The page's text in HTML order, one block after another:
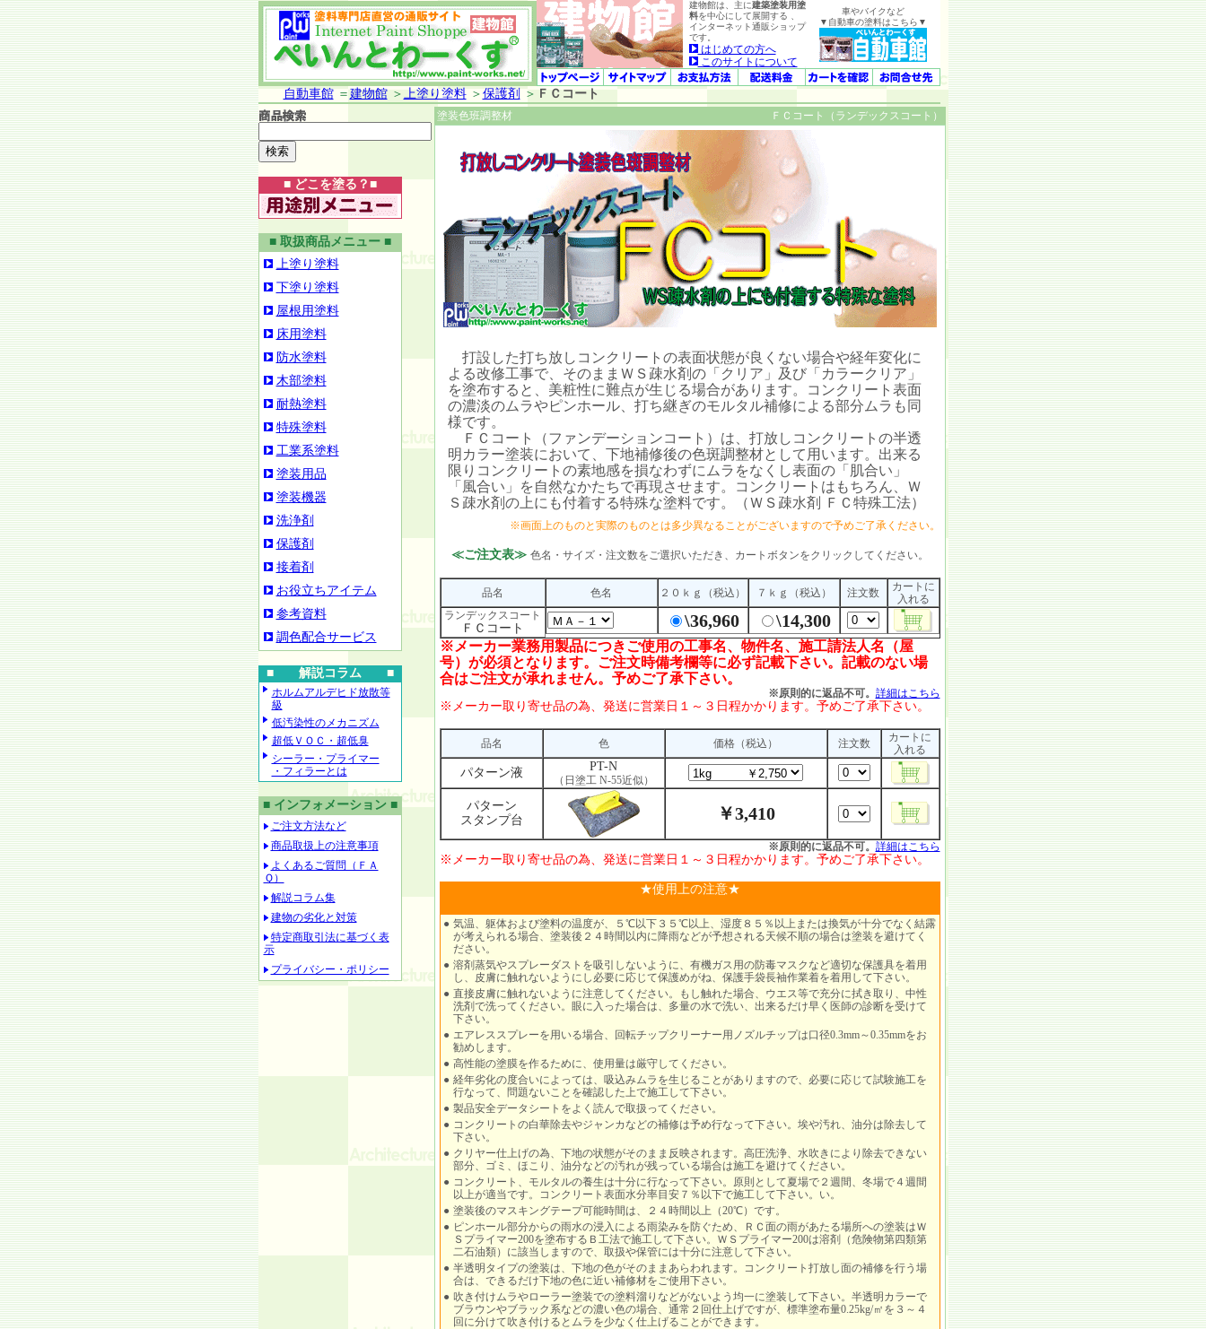
建物館は、主に建築塗装用塗
料を中心にして展開する 、
インターネット通販ショップ
です。
はじめての方へ
このサイトについて
車やバイクなど
▼自動車の塗料はこちら▼
自動車館＝ 建物館＞ 上塗り塗料＞ 保護剤 ＞ ＦＣコート
■ どこを塗る？■
■ 取扱商品メニュー ■
上塗り塗料
下塗り塗料
屋根用塗料
床用塗料
防水塗料
木部塗料
耐熱塗料
特殊塗料
工業系塗料
塗装用品
塗装機器
洗浄剤
保護剤
接着剤
お役立ちアイテム
参考資料
調色配合サービス
■ 解説コラム ■
ホルムアルデヒド放散等
級
低汚染性のメカニズム
超低ＶＯＣ・超低臭
シーラー・プライマー
・フィラーとは
■ インフォメーション ■
ご注文方法など
商品取扱上の注意事項
よくあるご質問（ＦＡ
Ｑ）
解説コラム集
建物の劣化と対策
特定商取引法に基づく表
示
プライバシー・ポリシー
塗装色班調整材 ＦＣコート（ランデックスコート）
打設した打ち放しコンクリートの表面状態が良くない場合や経年変化に
よる改修工事で、そのままＷＳ疎水剤の「クリア」及び「カラークリア」
を塗布すると、美粧性に難点が生じる場合があります。コンクリート表面
の濃淡のムラやピンホール、打ち継ぎのモルタル補修による部分ムラも同
様です。
ＦＣコート（ファンデーションコート）は、打放しコンクリートの半透
明カラー塗装において、下地補修後の色斑調整材として用います。出来る
限りコンクリートの素地感を損なわずにムラをなくし表面の「肌合い」
「風合い」を自然なかたちで再現させます。コンクリートはもちろん、Ｗ
Ｓ疎水剤の上にも付着する特殊な塗料です。（ＷＳ疎水剤 ＦＣ特殊工法）
※画面上のものと実際のものとは多少異なることがございますので予めご了承ください。
≪ご注文表≫ 色名・サイズ・注文数をご選択いただき、カートボタンをクリックしてください。
品名 色名 ２０ｋｇ （税込） ７ｋｇ （税込） 注文数
カートに
入れる
ランデックスコート
ＦＣコート \36,960 \14,300
※メーカー業務用製品につきご使用の工事名、物件名、施工請法人名（屋
号）が必須となります。ご注文時備考欄等に必ず記載下さい。記載のない場
合はご注文が承れません。予めご了承下さい。
※原則的に返品不可。 詳細はこちら
※メーカー取り寄せ品の為、発送に営業日１～３日程かかります。予めご了承下さい。
品名 色 価格 （税込） 注文数
カートに
入れる
パターン液 PT-N
（日塗工 N-55近似）
パターン
スタンプ台
￥3,410
※原則的に返品不可。 詳細はこちら
※メーカー取り寄せ品の為、発送に営業日１～３日程かかります。予めご了承下さい。
★使用上の注意★
● 気温、躯体および塗料の温度が、５℃以下３５℃以上、湿度８５％以上または換気が十分でなく結露
が考えられる場合、塗装後２４時間以内に降雨などが予想される天候不順の場合は塗装を避けてく
ださい。
● 溶剤蒸気やスプレーダストを吸引しないように、有機ガス用の防毒マスクなど適切な保護具を着用
し、皮膚に触れないようにし必要に応じて保護めがね、保護手袋長袖作業着を着用して下さい。
● 直接皮膚に触れないように注意してください。もし触れた場合、ウエス等で充分に拭き取り、中性
洗剤で洗ってください。眼に入った場合は、多量の水で洗い、出来るだけ早く医師の診断を受けて
下さい。
● エアレススプレーを用いる場合、回転チップクリーナー用ノズルチップは口径0.3mm～0.35mmをお
勧めします。
● 高性能の塗膜を作るために、使用量は厳守してください。
● 経年劣化の度合いによっては、吸込みムラを生じることがありますので、必要に応じて試験施工を
行なって、問題ないことを確認した上で施工して下さい。
● 製品安全データシートをよく読んで取扱ってください。
● コンクリートの白華除去やジャンカなどの補修は予め行なって下さい。埃や汚れ、油分は除去して
下さい。
● クリヤー仕上げの為、下地の状態がそのまま反映されます。高圧洗浄、水吹きにより除去できない
部分、ゴミ、ほこり、油分などの汚れが残っている場合は施工を避けてください。
● コンクリート、モルタルの養生は十分に行なって下さい。原則として夏場で２週間、冬場で４週間
以上が適当です。コンクリート表面水分率目安７％以下で施工して下さい。い。
● 塗装後のマスキングテープ可能時間は、２４時間以上（20℃）です。
● ピンホール部分からの雨水の浸入による雨染みを防ぐため、ＲＣ面の雨があたる場所への塗装はＷ
Ｓプライマー200を塗布するＢ工法で施工して下さい。ＷＳプライマー200は溶剤（危険物第四類第
二石油類）に該当しますので、取扱や保管には十分に注意して下さい。
● 半透明タイプの塗装は、下地の色がそのままあらわれます。コンクリート打放し面の補修を行う場
合は、できるだけ下地の色に近い補修材をご使用下さい。
● 吹き付けムラやローラー塗装での塗料溜りなどがないよう均一に塗装して下さい。半透明カラーで
ブラウンやブラック系などの濃い色の場合、通常２回仕上げですが、標準塗布量0.25kg/㎡を３～４
回に分けて吹き付けるとムラを少なく仕上げることができます。